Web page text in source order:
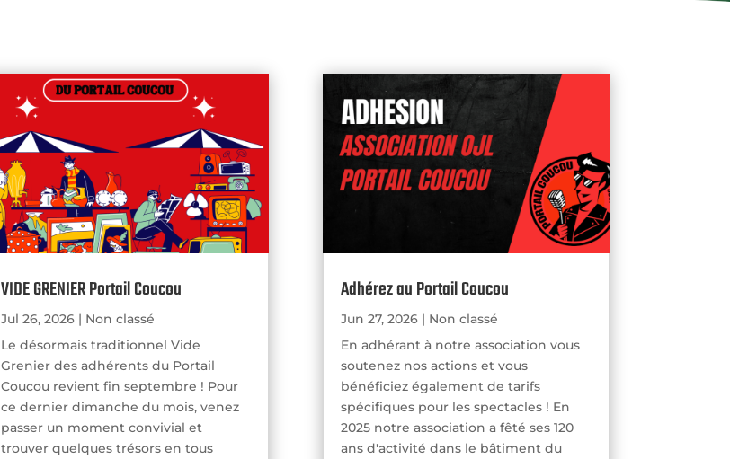
VIDE GRENIER Portail Coucou
Jul 26, 2026| Non classé
Le désormais traditionnel Vide
Grenier des adhérents du Portail
Coucou revient fin septembre ! Pour
ce dernier dimanche du mois, venez
passer un moment convivial et
trouver quelques trésors en tous
Adhérez au Portail Coucou
Jun 27, 2026| Non classé
En adhérant à notre association vous
soutenez nos actions et vous
bénéficiez également de tarifs
spécifiques pour les spectacles ! En
2025 notre association a fêté ses 120
ans d'activité dans le bâtiment du